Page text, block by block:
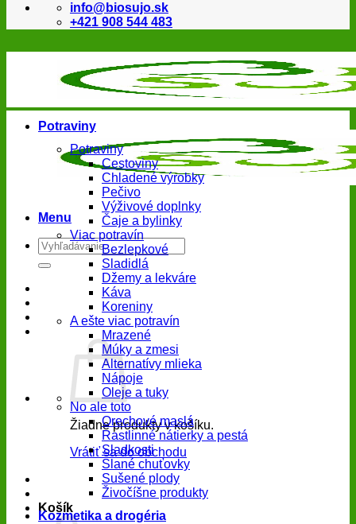
info@biosujo.sk
+421 908 544 483
Menu
Hľadať:
Žiadne produkty v košíku.
Vrátiť sa do obchodu
Košík
Potraviny
Potraviny
Cestoviny
Chladené výrobky
Pečivo
Výživové doplnky
Čaje a bylinky
Viac potravín
Bezlepkové
Sladidlá
Džemy a lekváre
Káva
Koreniny
A ešte viac potravín
Mrazené
Múky a zmesi
Alternatívy mlieka
Nápoje
Oleje a tuky
No ale toto
Orechové maslá
Rastlinné nátierky a pestá
Sladkosti
Slané chuťovky
Sušené plody
Živočíšne produkty
Kozmetika a drogéria